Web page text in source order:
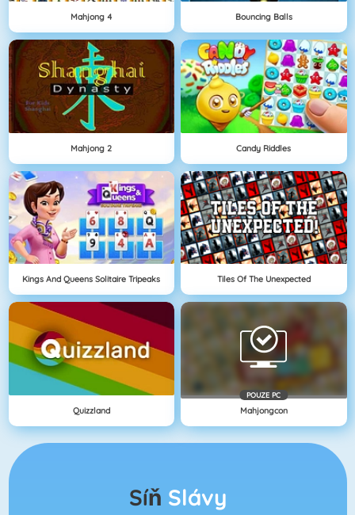
Mahjong 4 Bouncing Balls
Mahjong 2 Candy Riddles
Kings And Queens Solitaire Tripeaks Tiles Of The Unexpected
Quizzland
POUZE PC
Mahjongcon
Síň Slávy